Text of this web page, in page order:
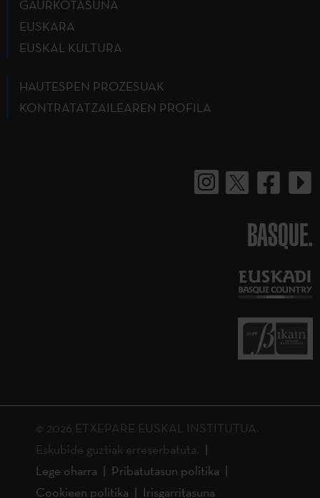
GAURKOTASUNA
EUSKARA
EUSKAL KULTURA
HAUTESPEN PROZESUAK
KONTRATATZAILEAREN PROFILA
BASQUE.
© 2026 ETXEPARE EUSKAL INSTITUTUA.
Eskubide guztiak erreserbatuta.
Lege oharra
Pribatutasun politika
Cookieen politika
Irisgarritasuna